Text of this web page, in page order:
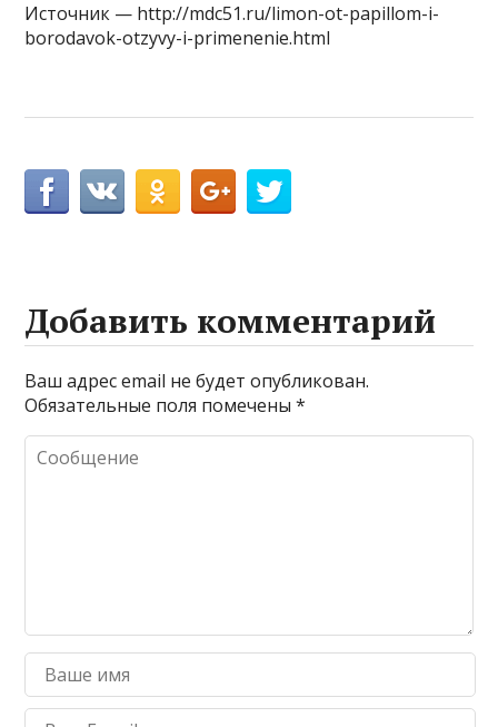
Источник — http://mdc51.ru/limon-ot-papillom-i-
borodavok-otzyvy-i-primenenie.html
Добавить комментарий
Ваш адрес email не будет опубликован.
Обязательные поля помечены*